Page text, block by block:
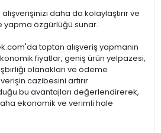
daha da kolaylaştırır ve
özgürlüğü sunar.
toptan alışveriş yapmanın
fiyatlar, geniş ürün yelpazesi,
olanakları ve ödeme
cazibesini artırır.
bu avantajları değerlendirerek,
ekonomik ve verimli hale